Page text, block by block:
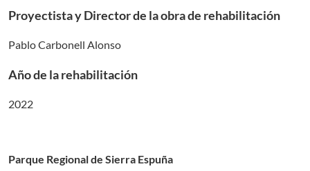
Proyectista y Director de la obra de rehabilitación
Pablo Carbonell Alonso
Año de la rehabilitación
2022
Parque Regional de Sierra Espuña